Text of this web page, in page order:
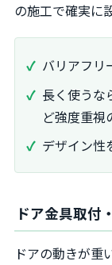
の施工で確実に
バリアフリ
長く使うな
ど強度重視
デザイン性
ドア金具取付
ドアの動きが重